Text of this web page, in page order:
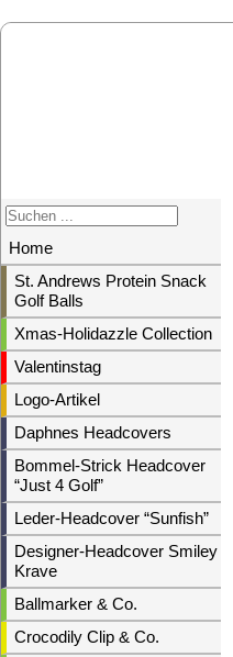
Home
St. Andrews Protein Snack
Golf Balls
Xmas-Holidazzle Collection
Valentinstag
Logo-Artikel
Daphnes Headcovers
Bommel-Strick Headcover
“Just 4 Golf”
Leder-Headcover “Sunfish”
Designer-Headcover Smiley &
Krave
Ballmarker & Co.
Crocodily Clip & Co.